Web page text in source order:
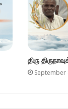
திரு
September